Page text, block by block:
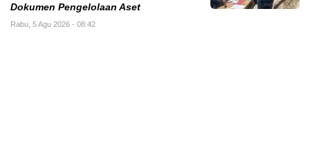
Dokumen Pengelolaan Aset
Rabu, 5 Agu 2026 - 08:42